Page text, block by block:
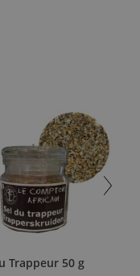
Trappeur 50 g